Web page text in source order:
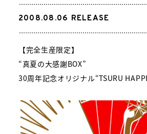
2008.08.06 RELEASE
【完全生産限定】
“真夏の大感謝BOX”
30周年記念オリジナル“TSURU